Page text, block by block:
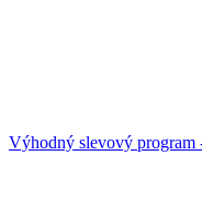
Výhodný slevový program